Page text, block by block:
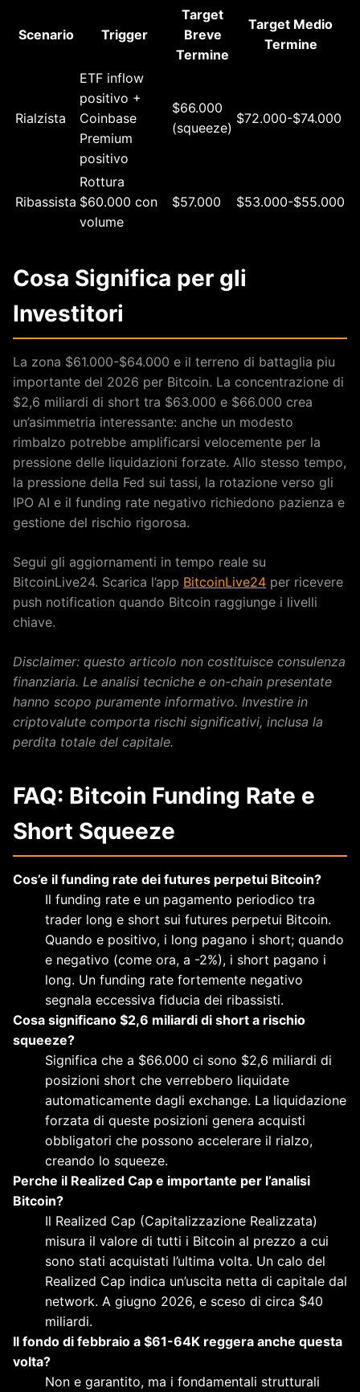
Scenario Trigger
Target
Breve
Termine
Target Medio
Termine
Rialzista
ETF inflow
positivo +
Coinbase
Premium
positivo
$66.000
(squeeze)
$72.000-$74.000
Ribassista
Rottura
$60.000 con
volume
$57.000 $53.000-$55.000
Cosa Significa per gli
Investitori
La zona $61.000-$64.000 e il terreno di battaglia piu
importante del 2026 per Bitcoin. La concentrazione di
$2,6 miliardi di short tra $63.000 e $66.000 crea
un’asimmetria interessante: anche un modesto
rimbalzo potrebbe amplificarsi velocemente per la
pressione delle liquidazioni forzate. Allo stesso tempo,
la pressione della Fed sui tassi, la rotazione verso gli
IPO AI e il funding rate negativo richiedono pazienza e
gestione del rischio rigorosa.
Segui gli aggiornamenti in tempo reale su
BitcoinLive24. Scarica l’app BitcoinLive24 per ricevere
push notification quando Bitcoin raggiunge i livelli
chiave.
Disclaimer: questo articolo non costituisce consulenza
finanziaria. Le analisi tecniche e on-chain presentate
hanno scopo puramente informativo. Investire in
criptovalute comporta rischi significativi, inclusa la
perdita totale del capitale.
FAQ: Bitcoin Funding Rate e
Short Squeeze
Cos’e il funding rate dei futures perpetui Bitcoin?
Il funding rate e un pagamento periodico tra
trader long e short sui futures perpetui Bitcoin.
Quando e positivo, i long pagano i short; quando
e negativo (come ora, a -2%), i short pagano i
long. Un funding rate fortemente negativo
segnala eccessiva fiducia dei ribassisti.
Cosa significano $2,6 miliardi di short a rischio
squeeze?
Significa che a $66.000 ci sono $2,6 miliardi di
posizioni short che verrebbero liquidate
automaticamente dagli exchange. La liquidazione
forzata di queste posizioni genera acquisti
obbligatori che possono accelerare il rialzo,
creando lo squeeze.
Perche il Realized Cap e importante per l’analisi
Bitcoin?
Il Realized Cap (Capitalizzazione Realizzata)
misura il valore di tutti i Bitcoin al prezzo a cui
sono stati acquistati l’ultima volta. Un calo del
Realized Cap indica un’uscita netta di capitale dal
network. A giugno 2026, e sceso di circa $40
miliardi.
Il fondo di febbraio a $61-64K reggera anche questa
volta?
Non e garantito, ma i fondamentali strutturali